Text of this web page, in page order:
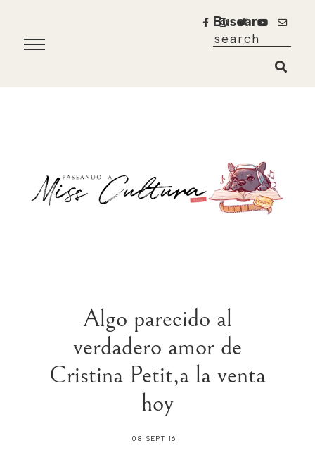
Buscar
Algo parecido al
verdadero amor de
Cristina Petit,a la venta
hoy
08 SEPT 16